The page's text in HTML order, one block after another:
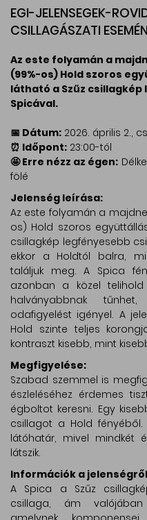
EGI-JELENSEGEK-
CSILLAGÁSZATI
Az este folyamán a
(99%-os) Hold szoros
látható a Szűz
Spicával.
📅 Dátum: 2026. április 2.,
⏰ Időpont: 23:00-tól
🤩 Erre nézz az égen:
fölé
Jelenség leírása:
Az este folyamán a
os) Hold szoros
csillagkép legfényesebb
ekkor a Holdtól balra,
találjuk meg. A Spica
azonban a közel
halványabbnak
odafigyelést igényel. A
Hold szinte teljes
kontraszt kisebb, mint
Megfigyelése:
Szabad szemmel is
észleléséhez érdemes
égboltot keresni. Egy
csillagot a Hold
látóhatár, mivel mindkét
látszik.
Információk a
A Spica a Szűz
csillaga, ám valójában